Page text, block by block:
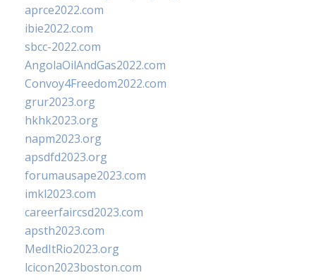
aprce2022.com
ibie2022.com
sbcc-2022.com
AngolaOilAndGas2022.com
Convoy4Freedom2022.com
grur2023.org
hkhk2023.org
napm2023.org
apsdfd2023.org
forumausape2023.com
imkl2023.com
careerfaircsd2023.com
apsth2023.com
MedItRio2023.org
lcicon2023boston.com